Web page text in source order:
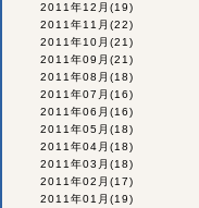
2011年12月 (19)
2011年11月 (22)
2011年10月 (21)
2011年09月 (21)
2011年08月 (18)
2011年07月 (16)
2011年06月 (16)
2011年05月 (18)
2011年04月 (18)
2011年03月 (18)
2011年02月 (17)
2011年01月 (19)